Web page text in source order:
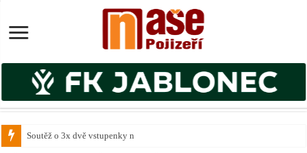
Soutěž o 3x dvě vstupenky na k